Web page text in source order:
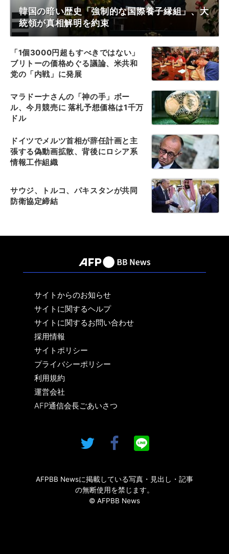
韓国の暗い歴史「強制的な国際養子縁組」、大
統領が真相解明を約束
「1個3000円超もすべきではない」
ブリトーの価格めぐる議論、米共和
党の「内戦」に発展
マラドーナさんの「神の手」ボー
ル、今月競売に 落札予想価格は1千万
ドル
ドイツでメルツ首相が辞任計画と主
張する偽動画拡散、背後にロシア系
情報工作組織
サウジ、トルコ、パキスタンが共同
防衛協定締結
サイトからのお知らせ
サイトに関するヘルプ
サイトに関するお問い合わせ
採用情報
サイトポリシー
プライバシーポリシー
利用規約
運営会社
AFP通信会長ごあいさつ
AFPBB Newsに掲載している写真・見出し・記事
の無断使用を禁じます。
© AFPBB News